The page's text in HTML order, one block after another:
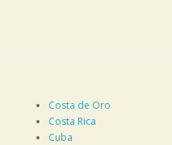
Costa de Oro
Costa Rica
Cuba